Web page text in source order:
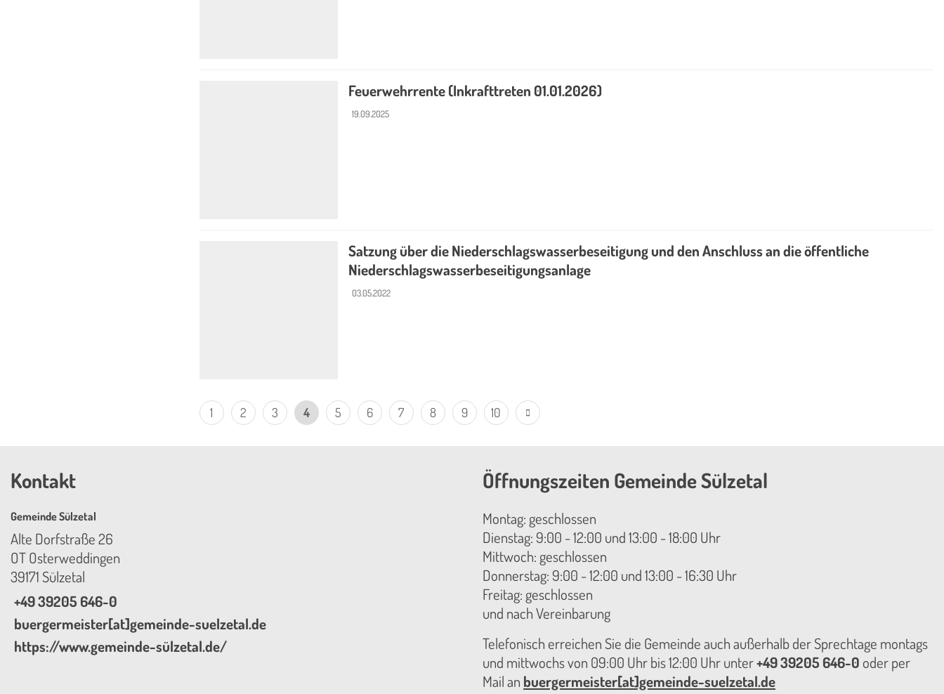
Feuerwehrrente (Inkrafttreten 01.01.2026)
19.09.2025
Satzung über die Niederschlagswasserbeseitigung und den Anschluss an die öffentliche
Niederschlagswasserbeseitigungsanlage
03.05.2022
1 2 3 4 5 6 7 8 9 10
Kontakt
Gemeinde Sülzetal
Alte Dorfstraße 26
OT Osterweddingen
39171 Sülzetal
+49 39205 646-0
buergermeister[at]gemeinde-suelzetal.de
https://www.gemeinde-sülzetal.de/
Öffnungszeiten Gemeinde Sülzetal
Montag: geschlossen
Dienstag: 9:00 - 12:00 und 13:00 - 18:00 Uhr
Mittwoch: geschlossen
Donnerstag: 9:00 - 12:00 und 13:00 - 16:30 Uhr
Freitag: geschlossen
und nach Vereinbarung
Telefonisch erreichen Sie die Gemeinde auch außerhalb der Sprechtage montags
und mittwochs von 09:00 Uhr bis 12:00 Uhr unter+49 39205 646-0 oder per
Mail an buergermeister[at]gemeinde-suelzetal.de